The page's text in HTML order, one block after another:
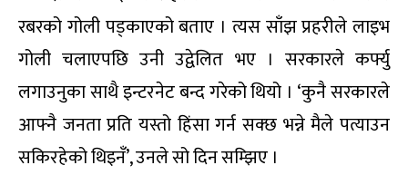
रबरको गोली पड्काएको बताए । त्यस साँझ प्रहरीले लाइभ
गोली चलाएपछि उनी उद्वेलित भए । सरकारले कर्फ्यु
लगाउनुका साथै इन्टरनेट बन्द गरेको थियो । ‘कुनै सरकारले
आफ्नै जनता प्रति यस्तो हिंसा गर्न सक्छ भन्ने मैले पत्याउन
सकिरहेको थिइनँ’, उनले सो दिन सम्झिए ।